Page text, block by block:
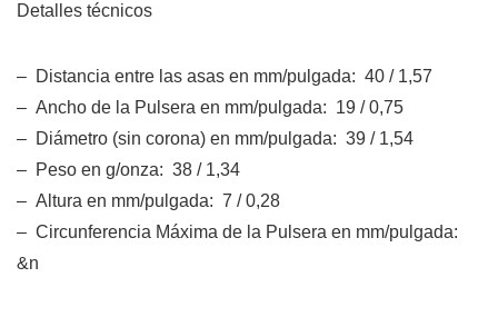
Detalles técnicos
– Distancia entre las asas en mm/pulgada: 40 / 1,57
– Ancho de la Pulsera en mm/pulgada: 19 / 0,75
– Diámetro (sin corona) en mm/pulgada: 39 / 1,54
– Peso en g/onza: 38 / 1,34
– Altura en mm/pulgada: 7 / 0,28
– Circunferencia Máxima de la Pulsera en mm/pulgada:
&n